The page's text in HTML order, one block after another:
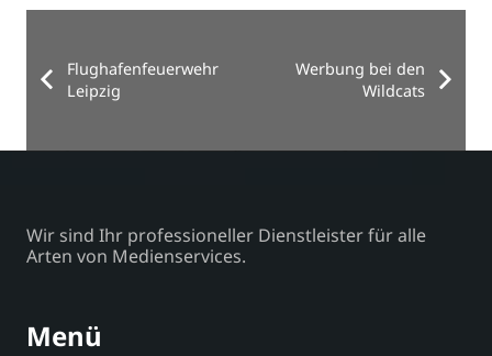
Flughafenfeuerwehr
Leipzig
Werbung bei den
Wildcats
Wir sind Ihr professioneller Dienstleister für alle
Arten von Medienservices.
Menü